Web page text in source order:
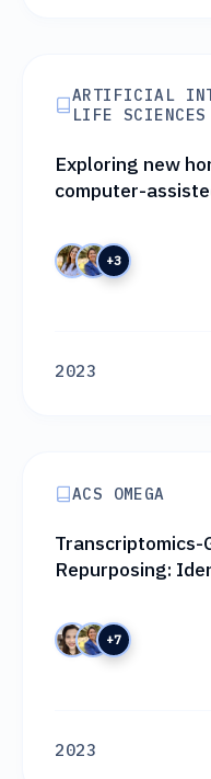
ARTIFICIAL
LIFE SCIENCES
Exploring new
computer-
+3
2023
ACS OMEGA
Transcriptomics-
Repurposing:
+7
2023